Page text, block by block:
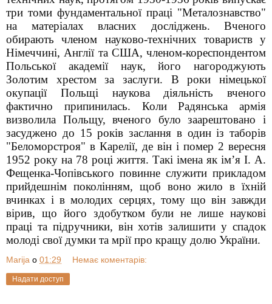
три томи фундаментальної праці "Металознавство"
на матеріалах власних досліджень. Вченого
обирають членом науково-технічних товариств у
Німеччині, Англії та США, членом-кореспондентом
Польської академії наук, його нагороджують
Золотим хрестом за заслуги. В роки німецької
окупації Польщі наукова діяльність вченого
фактично припинилась. Коли Радянська армія
визволила Польщу, вченого було заарештовано і
засуджено до 15 років заслання в один із таборів
"Беломорстроя" в Карелії, де він і помер 2 вересня
1952 року на 78 році життя. Такі імена як ім’я І. А.
Фещенка-Чопівського повинне служити прикладом
прийдешнім поколінням, щоб воно жило в їхній
вчинках і в молодих серцях, тому що він завжди
вірив, що його здобутком були не лише наукові
праці та підручники, він хотів залишити у спадок
молоді свої думки та мрії про кращу долю України.
Marija о 01:29 Немає коментарів:
Надати доступ